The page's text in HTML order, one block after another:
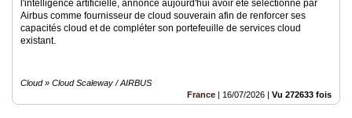
l'intelligence artificielle, annonce aujourd'hui avoir été sélectionné par
Airbus comme fournisseur de cloud souverain afin de renforcer ses
capacités cloud et de compléter son portefeuille de services cloud
existant.
Cloud » Cloud Scaleway / AIRBUS
France | 16/07/2026 | Vu 272633 fois